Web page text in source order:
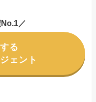
／
る
ェント